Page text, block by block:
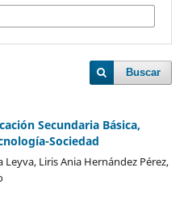
Buscar
Secundaria Básica,
Sociedad
Liris Ania Hernández Pérez,